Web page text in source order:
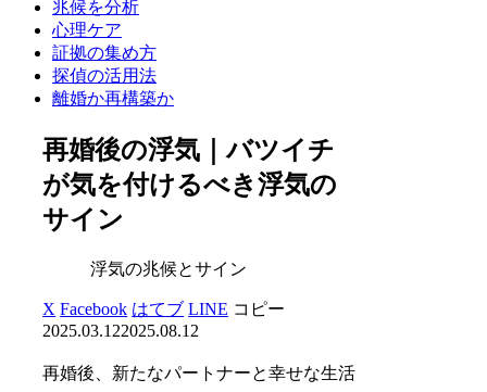
兆候を分析
心理ケア
証拠の集め方
探偵の活用法
離婚か再構築か
再婚後の浮気｜バツイチ
が気を付けるべき浮気の
サイン
浮気の兆候とサイン
X Facebook はてブ LINE コピー
2025.03.122025.08.12
再婚後、新たなパートナーと幸せな生活